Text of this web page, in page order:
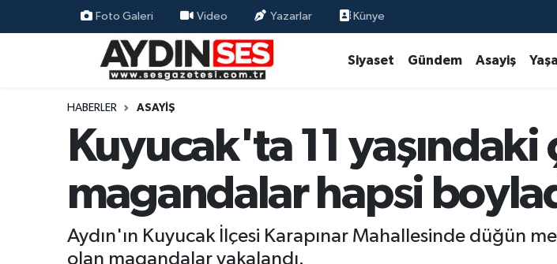
Foto Galeri Video Yazarlar Künye
Siyaset Gündem Asayiş
HABERLER ASAYIŞ
Kuyucak'ta 11
magandalar hapsi
Aydın'ın Kuyucak İlçesi Karapınar Mahallesinde düğün
olan magandalar yakalandı.
Siyaset
Eğitim
Aydın Nöbetçi Eczaneler
Aydın Hava Durumu
Aydin Namaz Vakitleri
Aydın Trafik Yoğunluk Haritası
Süper Lig Puan Durumu ve Fikstür
Tüm Manşetler